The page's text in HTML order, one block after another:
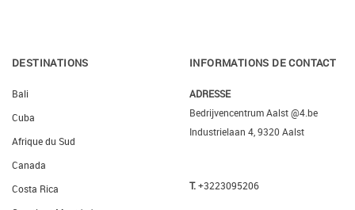
DESTINATIONS
Bali
Cuba
Afrique du Sud
Canada
Costa Rica
INFORMATIONS DE CONTACT
ADRESSE
Bedrijvencentrum Aalst @4.be
Industrielaan 4, 9320 Aalst
T.+3223095206